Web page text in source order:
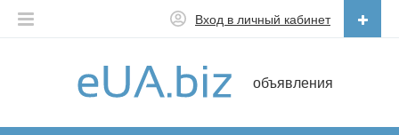
объявления
Вход в личный кабинет